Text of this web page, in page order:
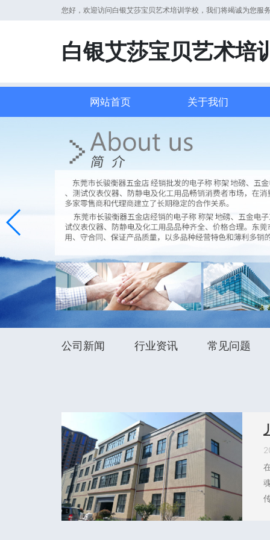
您好，欢迎访问白银艾莎宝贝艺术培训学校，我们将竭诚为您服
白银艾莎宝贝艺术培
网站首页 关于我们
公司新闻 行业资讯 常见问题